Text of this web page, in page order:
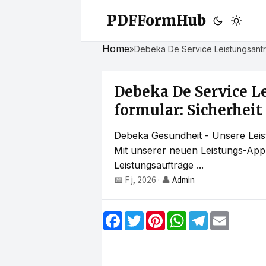
PDFFormHub
Home»Debeka De Service
Debeka De Service
formular: Sicherheit
Debeka Gesundheit - Unsere
Mit unserer neuen Leistungs-
Leistungsaufträge ...
📅 F j, 2026 · 👤 Admin
F
a
T
w
P
W
h
T
e